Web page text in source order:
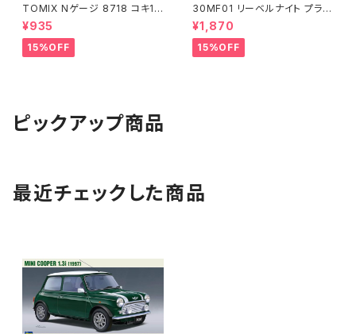
TOMIX Nゲージ 8718 コキ10
7 (増備型・コンテナなし) 鉄道
模型
¥935
15%OFF
30MF01 リーベルナイト プラモ
デル（新品 在庫品）
¥1,870
15%OFF
ピックアップ商品
最近チェックした商品